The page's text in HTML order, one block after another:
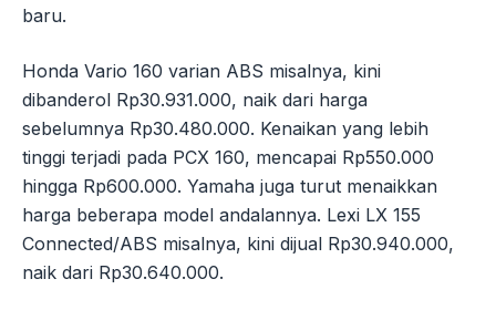
baru.
Honda Vario 160 varian ABS misalnya, kini
dibanderol Rp30.931.000, naik dari harga
sebelumnya Rp30.480.000. Kenaikan yang lebih
tinggi terjadi pada PCX 160, mencapai Rp550.000
hingga Rp600.000. Yamaha juga turut menaikkan
harga beberapa model andalannya. Lexi LX 155
Connected/ABS misalnya, kini dijual Rp30.940.000,
naik dari Rp30.640.000.